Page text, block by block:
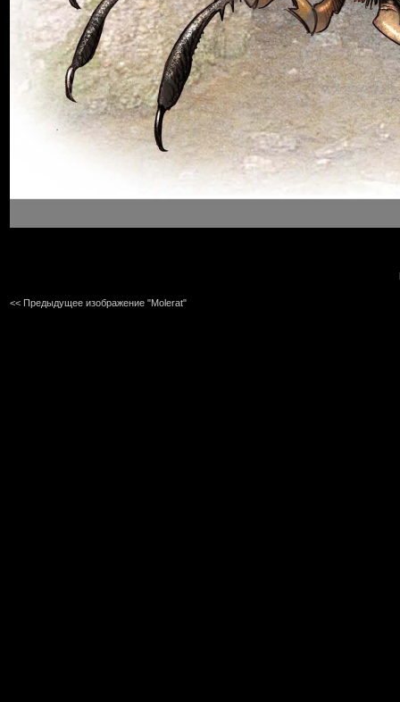
<< Предыдущее изображение "Molerat"